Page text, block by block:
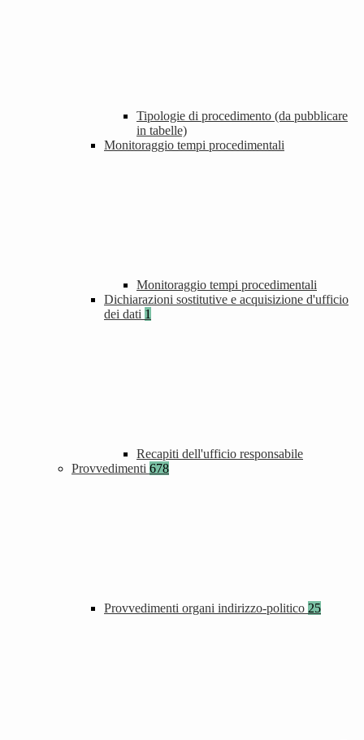
Tipologie di procedimento (da pubblicare
in tabelle)
Monitoraggio tempi procedimentali
Monitoraggio tempi procedimentali
Dichiarazioni sostitutive e acquisizione d'ufficio
dei dati 1
Recapiti dell'ufficio responsabile
Provvedimenti 678
Provvedimenti organi indirizzo-politico 25